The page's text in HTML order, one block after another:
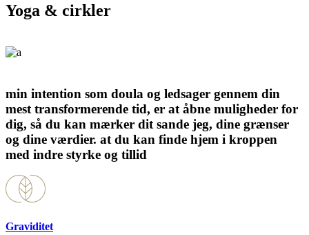
Yoga & cirkler
min intention som doula og ledsager gennem din
mest transformerende tid, er at åbne muligheder for
dig, så du kan mærker dit sande jeg, dine grænser
og dine værdier. at du kan finde hjem i kroppen
med indre styrke og tillid
Graviditet